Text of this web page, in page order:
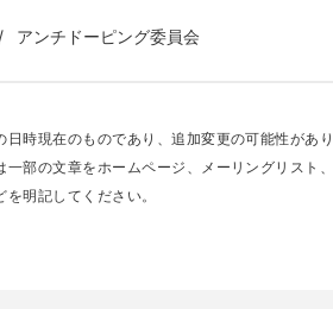
アンチドーピング委員会
日時現在のものであり、追加変更の可能性があり
一部の文章をホームページ、メーリングリスト
明記してください。